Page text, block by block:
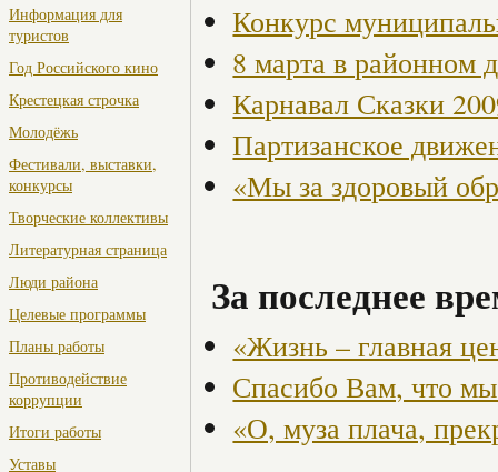
Информация для
туристов
Год Российского кино
Крестецкая строчка
Молодёжь
Фестивали, выставки,
конкурсы
Творческие коллективы
Литературная страница
Люди района
Целевые программы
Планы работы
Противодействие
коррупции
Итоги работы
Уставы
Конкурс
8 марта в районном
Карнавал Сказки
Партизанское
«Мы за здоровый
За последнее
«Жизнь – главная
Спасибо Вам, что
«О, муза плача,